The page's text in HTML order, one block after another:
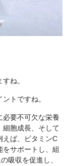
ね。
トですね。
必要不可欠な栄養
細胞成長、そして
えば、ビタミンC
サポートし、組
吸収を促進し、